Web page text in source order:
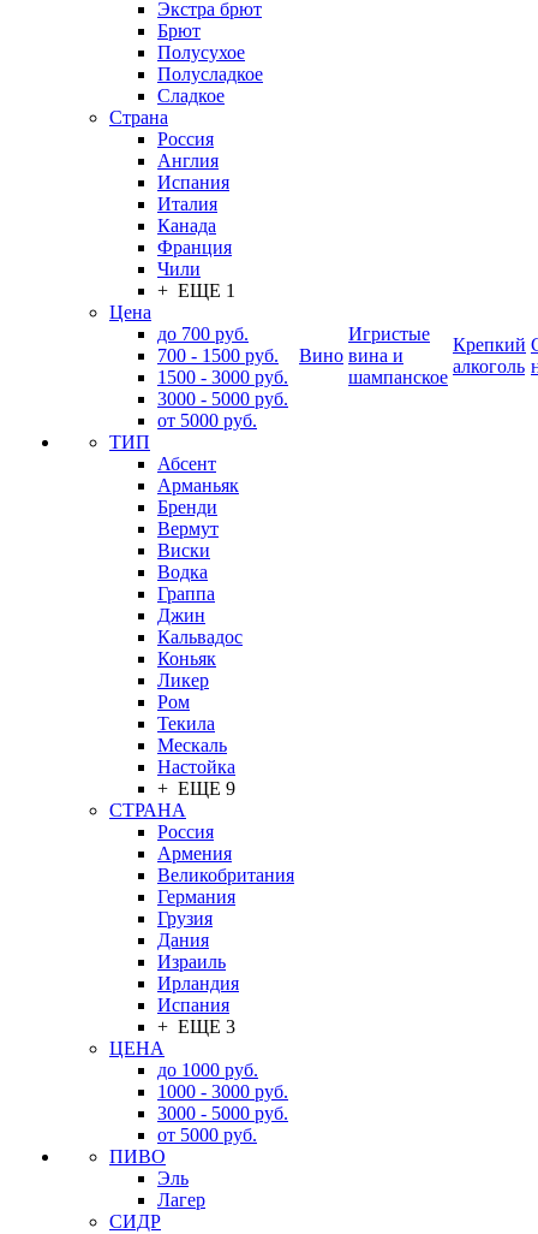
Экстра брют
Брют
Полусухое
Полусладкое
Сладкое
Страна
Россия
Англия
Испания
Италия
Канада
Франция
Чили
+ ЕЩЕ 1
Цена
до 700 руб.
700 - 1500 руб.
1500 - 3000 руб.
3000 - 5000 руб.
от 5000 руб.
ТИП
Абсент
Арманьяк
Бренди
Вермут
Виски
Водка
Граппа
Джин
Кальвадос
Коньяк
Ликер
Ром
Текила
Мескаль
Настойка
+ ЕЩЕ 9
СТРАНА
Россия
Армения
Великобритания
Германия
Грузия
Дания
Израиль
Ирландия
Испания
+ ЕЩЕ 3
ЦЕНА
до 1000 руб.
1000 - 3000 руб.
3000 - 5000 руб.
от 5000 руб.
ПИВО
Эль
Лагер
СИДР
Вино
Игристые
вина и
шампанское
Крепкий
алкоголь